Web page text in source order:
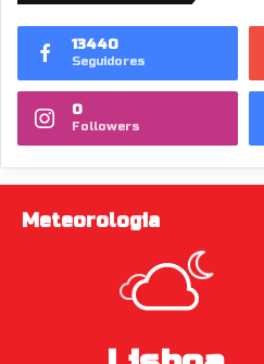
13440
Seguidores
0
Followers
Meteorologia